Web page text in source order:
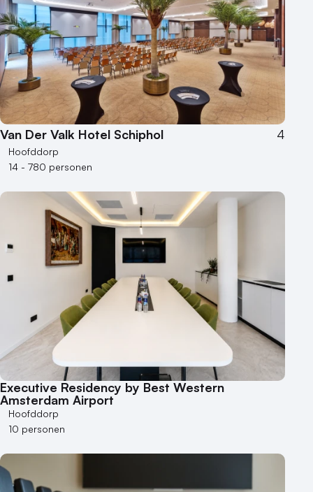
Van Der Valk Hotel Schiphol 4
Hoofddorp
14 - 780 personen
Executive Residency by Best Western
Amsterdam Airport
Hoofddorp
10 personen